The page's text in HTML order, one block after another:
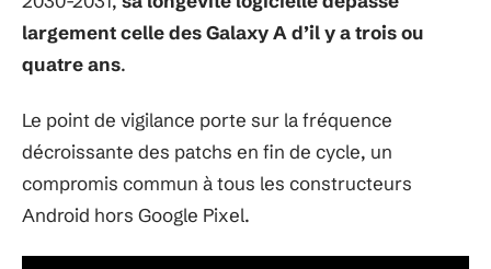
largement celle des Galaxy A d’il y a trois ou
quatre ans.
Le point de vigilance porte sur la fréquence
décroissante des patchs en fin de cycle, un
compromis commun à tous les constructeurs
Android hors Google Pixel.